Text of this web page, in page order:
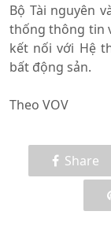
Bộ Tài nguyên
thống thông tin
kết nối với Hệ
bất động sản.
Theo VOV
Share